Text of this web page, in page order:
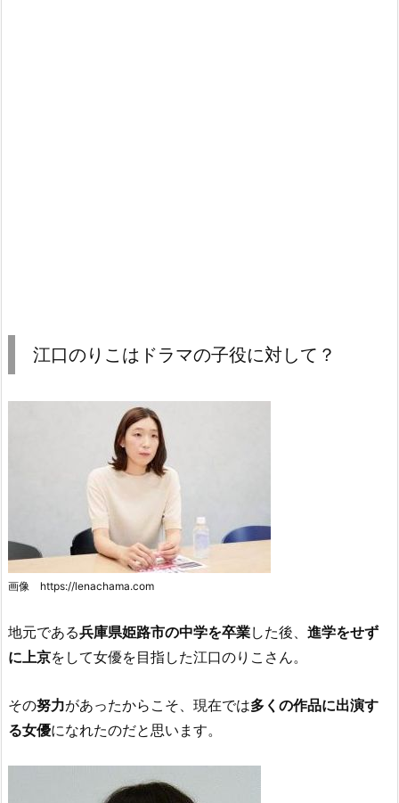
江口のりこはドラマの子役に対して？
画像 https://lenachama.com
地元である兵庫県姫路市の中学を卒業した後、 進学をせず
に上京をして女優を目指した江口のりこさん。
その努力があったからこそ、現在では多くの作品に出演す
る女優になれたのだと思います。